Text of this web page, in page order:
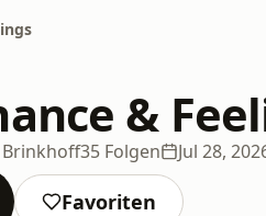
&
Brinkhoff35 Folgen Jul 28,
Favoriten